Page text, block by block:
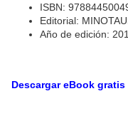
ISBN:
Editorial:
Año de edición:
Descargar eBook gratis